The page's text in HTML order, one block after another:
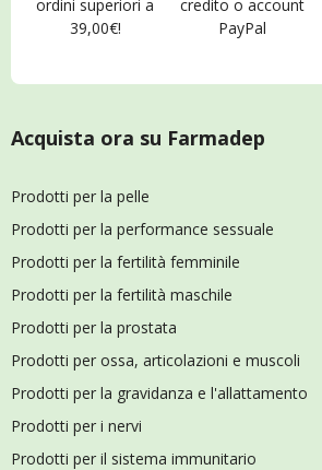
ordini superiori a
39,00€!
credito o account
PayPal
Acquista ora su Farmadep
Prodotti per la pelle
Prodotti per la performance sessuale
Prodotti per la fertilità femminile
Prodotti per la fertilità maschile
Prodotti per la prostata
Prodotti per ossa, articolazioni e muscoli
Prodotti per la gravidanza e l'allattamento
Prodotti per i nervi
Prodotti per il sistema immunitario